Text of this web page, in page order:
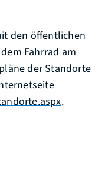
den öffentlichen
Fahrrad am
der Standorte
.